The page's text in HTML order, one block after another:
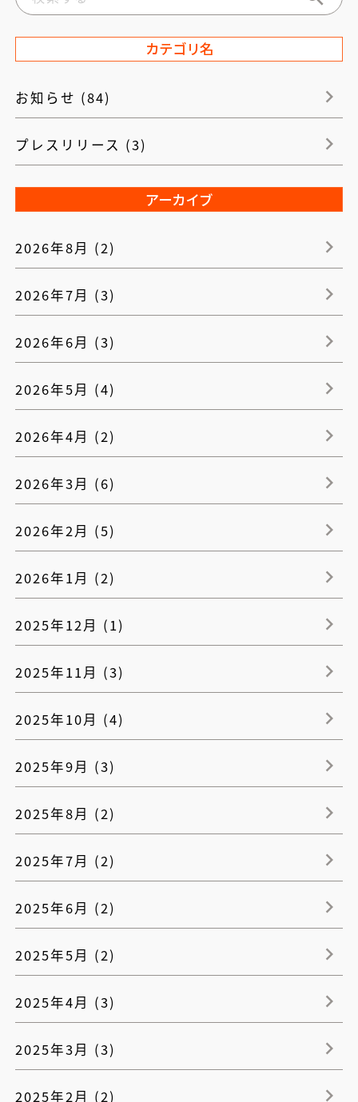
カテゴリ名
お知らせ (84)
プレスリリース (3)
アーカイブ
2026年8月 (2)
2026年7月 (3)
2026年6月 (3)
2026年5月 (4)
2026年4月 (2)
2026年3月 (6)
2026年2月 (5)
2026年1月 (2)
2025年12月 (1)
2025年11月 (3)
2025年10月 (4)
2025年9月 (3)
2025年8月 (2)
2025年7月 (2)
2025年6月 (2)
2025年5月 (2)
2025年4月 (3)
2025年3月 (3)
2025年2月 (2)